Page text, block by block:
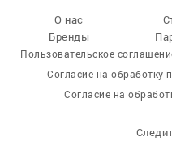
О нас
Бренды
Пользовательское
Согласие на обработку
Согласие на